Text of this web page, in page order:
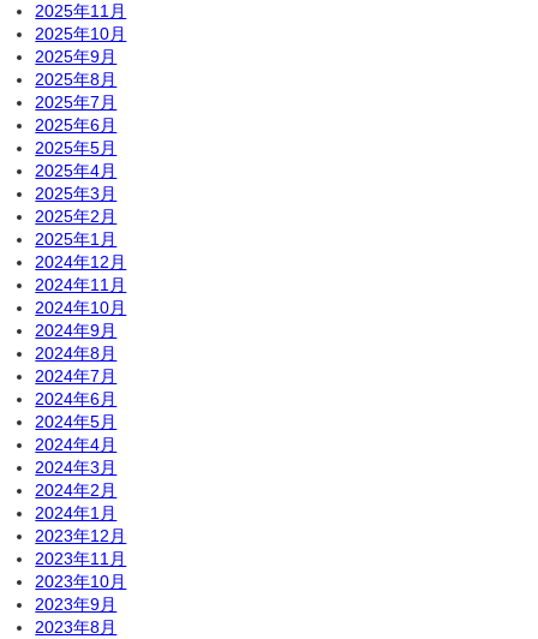
2025年11月
2025年10月
2025年9月
2025年8月
2025年7月
2025年6月
2025年5月
2025年4月
2025年3月
2025年2月
2025年1月
2024年12月
2024年11月
2024年10月
2024年9月
2024年8月
2024年7月
2024年6月
2024年5月
2024年4月
2024年3月
2024年2月
2024年1月
2023年12月
2023年11月
2023年10月
2023年9月
2023年8月